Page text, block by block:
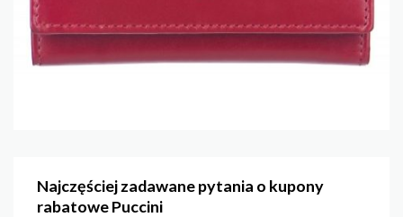
Najczęściej zadawane pytania o kupony
rabatowe Puccini